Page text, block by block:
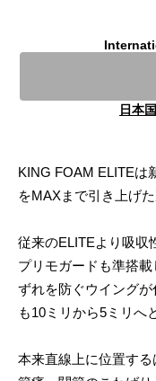
日本
KING FOAM ELITEは
をMAXまで引き上げ
従来のELITEより吸収
プリモガードも準搭
ずれを防ぐウイング
も10ミリから5ミリへ
本来直線上に位置する